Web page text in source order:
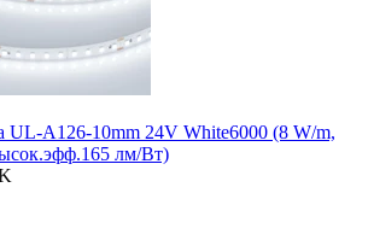
UL-A126-10mm 24V White6000 (8 W/m,
лм/Вт)